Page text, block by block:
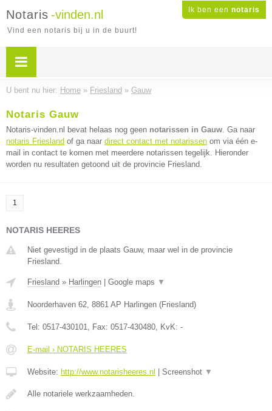
Ik ben een notaris
Notaris -vinden.nl
Vind een notaris bij u in de buurt!
U bent nu hier: Home » Friesland » Gauw
Notaris Gauw
Notaris-vinden.nl bevat helaas nog geen notarissen in Gauw. Ga naar
notaris Friesland of ga naar direct contact met notarissen om via één e-
mail in contact te komen met meerdere notarissen tegelijk. Hieronder
worden nu resultaten getoond uit de provincie Friesland.
1
NOTARIS HEERES
Niet gevestigd in de plaats Gauw, maar wel in de provincie
Friesland.
Friesland » Harlingen Google maps ▼
Noorderhaven 62, 8861 AP Harlingen (Friesland)
Tel: 0517-430101, Fax: 0517-430480, KvK: -
E-mail › NOTARIS HEERES
Website: http://www.notarisheeres.nl Screenshot ▼
Alle notariele werkzaamheden.